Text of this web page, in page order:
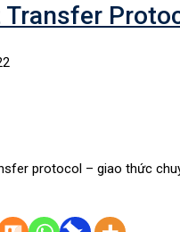
protocol – giao thức